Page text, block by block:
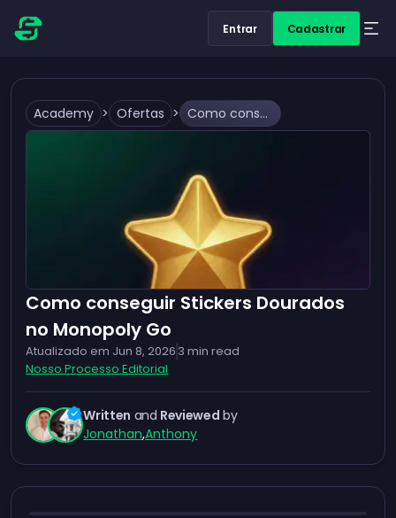
Entrar Cadastrar
Academy > Ofertas > Como conseguir Stickers Dourados no Monopoly Go
Como conseguir Stickers Dourados
no Monopoly Go
Atualizado em Jun 8, 2026 3 min read
Nosso Processo Editorial
Written and Reviewed by
Jonathan,Anthony